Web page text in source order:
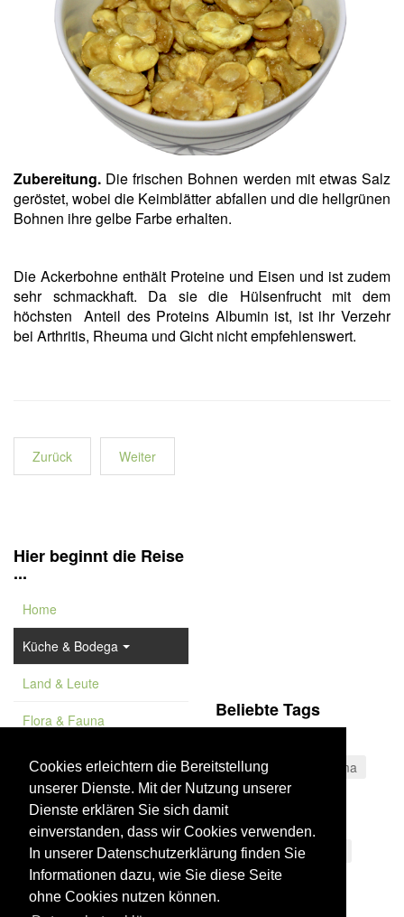
Cookies erleichtern die Bereitstellung
unserer Dienste. Mit der Nutzung unserer
Dienste erklären Sie sich damit
einverstanden, dass wir Cookies verwenden.
In unserer Datenschutzerklärung finden Sie
Informationen dazu, wie Sie diese Seite
ohne Cookies nutzen können.
Zubereitung. Die frischen Bohnen werden mit etwas Salz
geröstet, wobei die Keimblätter abfallen und die hellgrünen
Bohnen ihre gelbe Farbe erhalten.
Die Ackerbohne enthält Proteine und Eisen und ist zudem
sehr schmackhaft. Da sie die Hülsenfrucht mit dem
höchsten Anteil des Proteins Albumin ist, ist ihr Verzehr
bei Arthritis, Rheuma und Gicht nicht empfehlenswert.
Zurück Weiter
Hier beginnt die Reise
...
Home
Küche & Bodega
Land & Leute
Flora & Fauna
Feature
Vademekum
Beliebte Tags
Stadtwald
La Palma
Dies & Das
Sierra de Castril
Wüste von Tabernas
Nationalpark